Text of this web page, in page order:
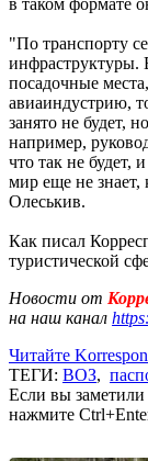
"По транспорту
инфраструктуры.
посадочные
авиаиндустрию,
занято не будет,
например,
что так не будет,
мир еще не знает,
Олеськив.
Как писал
туристической
Новости от
на наш канал
Читайте
ТЕГИ: ВОЗ,
Если вы
нажмите